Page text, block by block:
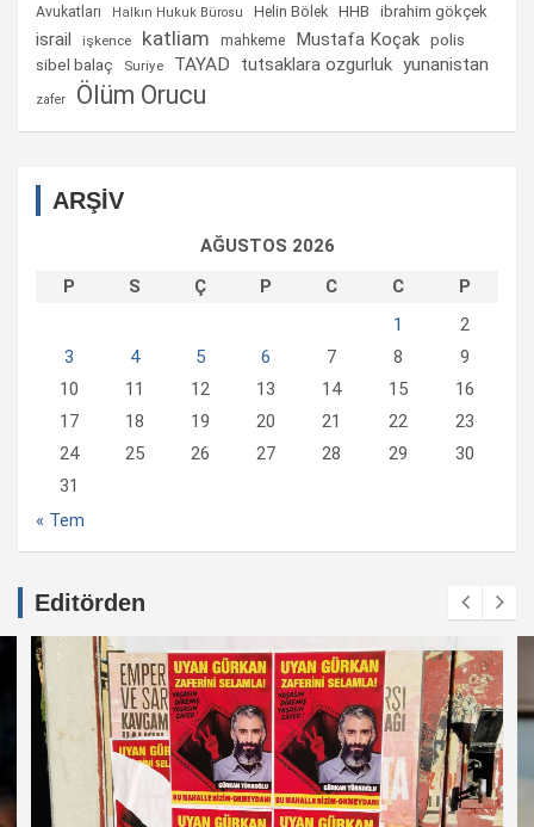
Avukatları
Halkın Hukuk Bürosu Helin Bölek HHB ibrahim gökçek
israil işkence katliam mahkeme Mustafa Koçak polis
sibel balaç Suriye TAYAD tutsaklara ozgurluk yunanistan
zafer Ölüm Orucu
ARŞİV
AĞUSTOS 2026
P
S Ç P C C
P
1
2
3
4 5 6 7 8
9
10
11 12 13 14 15
16
17
18 19 20 21 22
23
24
25 26 27 28 29
30
31
« Tem
Editörden